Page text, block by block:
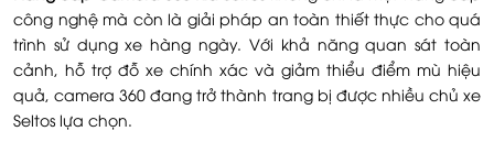
công nghệ mà còn là giải pháp an toàn thiết thực cho quá
trình sử dụng xe hàng ngày. Với khả năng quan sát toàn
cảnh, hỗ trợ đỗ xe chính xác và giảm thiểu điểm mù hiệu
quả, camera 360 đang trở thành trang bị được nhiều chủ xe
Seltos lựa chọn.